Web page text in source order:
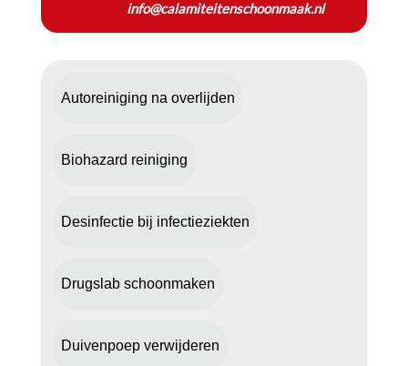
info@calamiteitenschoonmaak.nl
Autoreiniging na overlijden
Biohazard reiniging
Desinfectie bij infectieziekten
Drugslab schoonmaken
Duivenpoep verwijderen